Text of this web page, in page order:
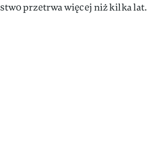
przetrwa więcej niż kilka lat.